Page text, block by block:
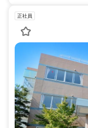
正社員